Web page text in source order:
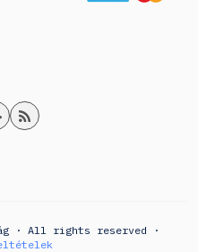
· All rights reserved ·